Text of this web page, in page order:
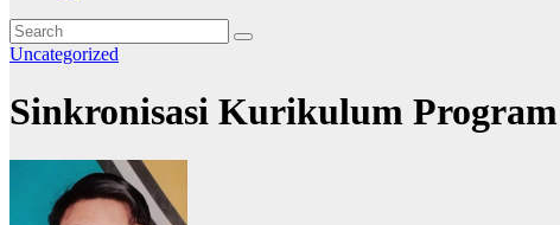
Uncategorized
Sinkronisasi Kurikulum